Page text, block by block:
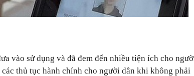
vào sử dụng và đã đem đến nhiều tiện ích cho
thủ tục hành chính cho người dân khi không phải